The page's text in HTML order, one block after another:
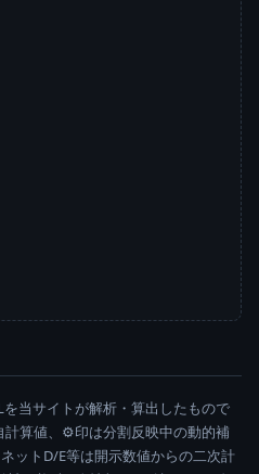
当サイトが解析・算出したもので
算値、⚙印は分割反映中の動的補
ットD/E等は開示数値からの二次計